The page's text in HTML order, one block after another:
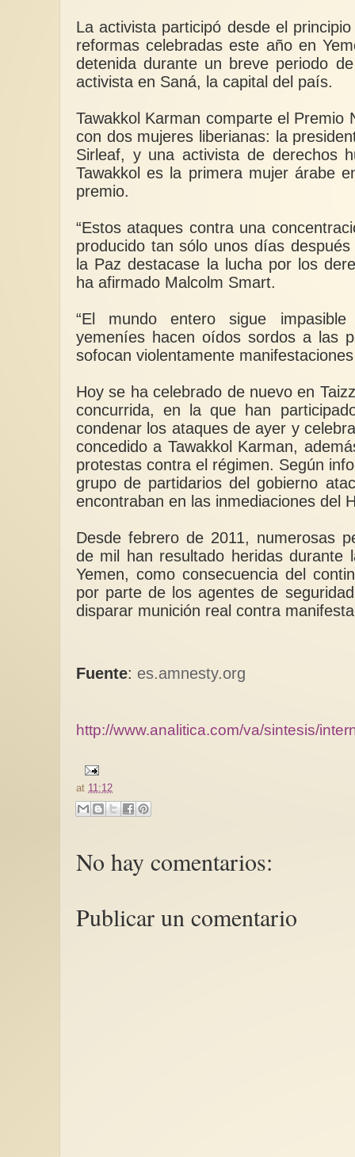
La activista participó desde el
reformas celebradas este año en
detenida durante un breve periodo
activista en Saná, la capital del país.
Tawakkol Karman comparte el Premio
con dos mujeres liberianas: la
Sirleaf, y una activista de derechos
Tawakkol es la primera mujer árabe
premio.
“Estos ataques contra una
producido tan sólo unos días
la Paz destacase la lucha por los
ha afirmado Malcolm Smart.
“El mundo entero sigue
yemeníes hacen oídos sordos a las
sofocan violentamente
Hoy se ha celebrado de nuevo en
concurrida, en la que han
condenar los ataques de ayer y
concedido a Tawakkol Karman,
protestas contra el régimen. Según
grupo de partidarios del gobierno
encontraban en las inmediaciones del
Desde febrero de 2011, numerosas
de mil han resultado heridas durante
Yemen, como consecuencia del
por parte de los agentes de
disparar munición real contra
Fuente: es.amnesty.org
http://www.analitica.com/va/sintesis/
at 11:12
No hay comentarios:
Publicar un comentario